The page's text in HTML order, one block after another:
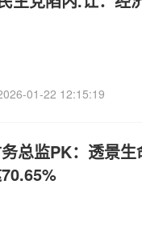
01-22 12:15:19
总监PK：透景